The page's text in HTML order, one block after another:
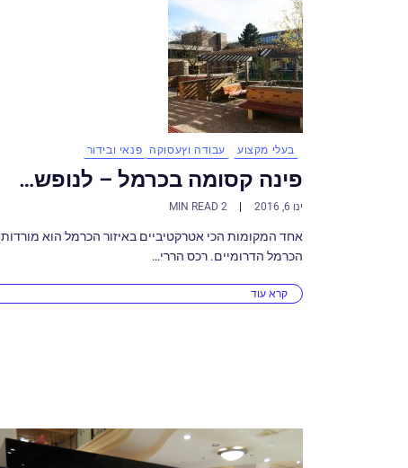
בעלי מקצוע עבודה וץעסוקה פנאי ובידור
פינה קסומה בכרמל – לנופש…
ינו 6, 2016 2 MIN READ
אחד המקומות הכי אטרקטיביים באיזור הכרמל הוא מורדות
הכרמל הדרומיים. רכס הררי…
קרא עוד